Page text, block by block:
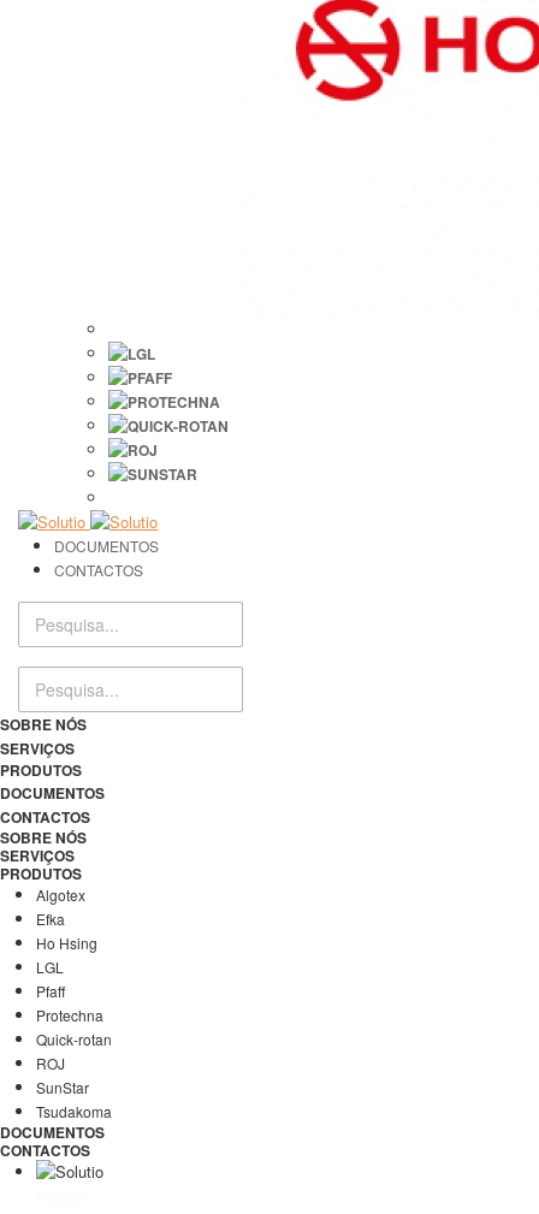
DOCUMENTOS
CONTACTOS
SOBRE NÓS
SERVIÇOS
PRODUTOS
DOCUMENTOS
CONTACTOS
SOBRE NÓS
SERVIÇOS
PRODUTOS
Algotex
Efka
Ho Hsing
LGL
Pfaff
Protechna
Quick-rotan
ROJ
SunStar
Tsudakoma
DOCUMENTOS
CONTACTOS